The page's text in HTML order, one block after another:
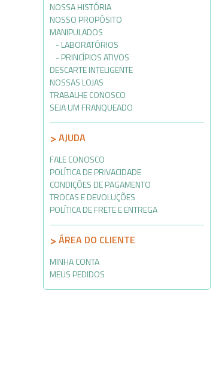
NOSSA HISTÓRIA
NOSSO PROPÓSITO
MANIPULADOS
LABORATÓRIOS
PRINCÍPIOS ATIVOS
DESCARTE INTELIGENTE
NOSSAS LOJAS
TRABALHE CONOSCO
SEJA UM FRANQUEADO
AJUDA
FALE CONOSCO
POLÍTICA DE PRIVACIDADE
CONDIÇÕES DE PAGAMENTO
TROCAS E DEVOLUÇÕES
POLÍTICA DE FRETE E ENTREGA
ÁREA DO CLIENTE
MINHA CONTA
MEUS PEDIDOS